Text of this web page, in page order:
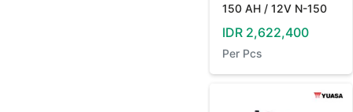
150 AH / 12V N-150
IDR 2,622,400
Per Pcs